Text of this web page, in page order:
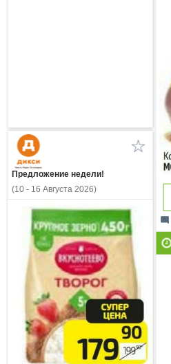
mode_comment
Предложение недели!
(10 - 16 Августа 2026)